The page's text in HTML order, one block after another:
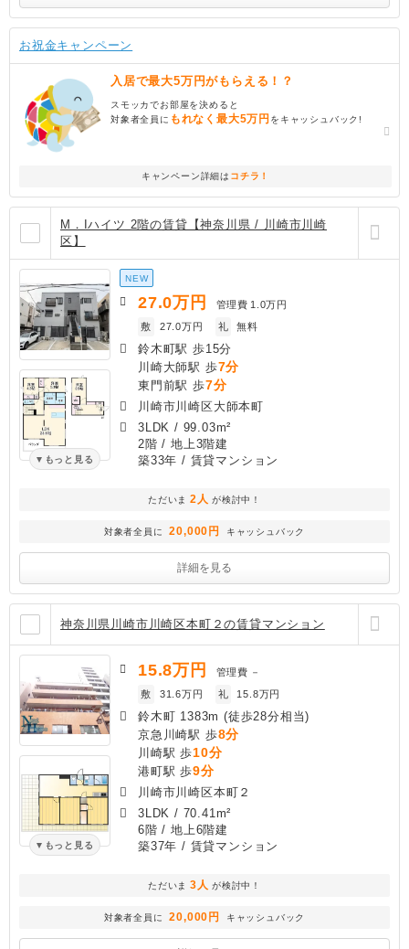
お祝金キャンペーン
入居で最大5万円がもらえる！？
スモッカでお部屋を決めると
対象者全員に もれなく最大5万円 をキャッシュバック!
キャンペーン詳細は コチラ！
M．Iハイツ 2階の賃貸【神奈川県 / 川崎市川崎
区】
もっと見る
NEW
27.0万円 管理費 1.0万円
敷
27.0万円 礼 無料
鈴木町駅 歩15分
川崎大師駅 歩7分
東門前駅 歩7分
川崎市川崎区大師本町
3LDK / 99.03m²
2階 / 地上3階建
築33年 / 賃貸マンション
ただいま 2人 が検討中！
対象者全員に 20,000円 キャッシュバック
詳細を見る
神奈川県川崎市川崎区本町２の賃貸マンション
もっと見る
15.8万円 管理費 －
敷
31.6万円 礼 15.8万円
鈴木町 1383m (徒歩28分相当)
京急川崎駅 歩8分
川崎駅 歩10分
港町駅 歩9分
川崎市川崎区本町２
3LDK / 70.41m²
6階 / 地上6階建
築37年 / 賃貸マンション
ただいま 3人 が検討中！
対象者全員に 20,000円 キャッシュバック